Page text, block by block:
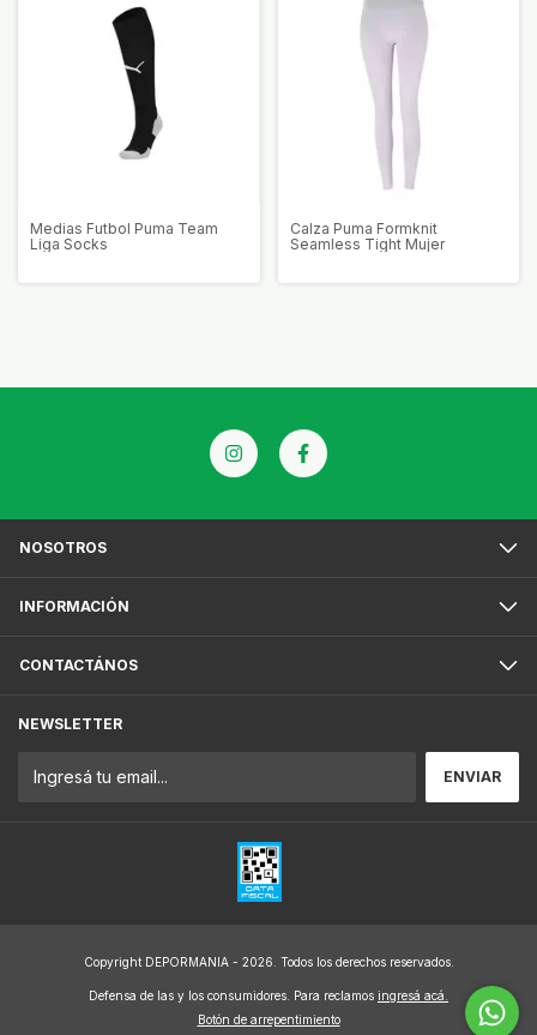
Medias Futbol Puma Team
Liga Socks
Calza Puma Formknit
Seamless Tight Mujer
NOSOTROS
INFORMACIÓN
CONTACTÁNOS
NEWSLETTER
Copyright DEPORMANIA - 2026. Todos los derechos reservados.
Defensa de las y los consumidores. Para reclamos ingresá acá.
Botón de arrepentimiento